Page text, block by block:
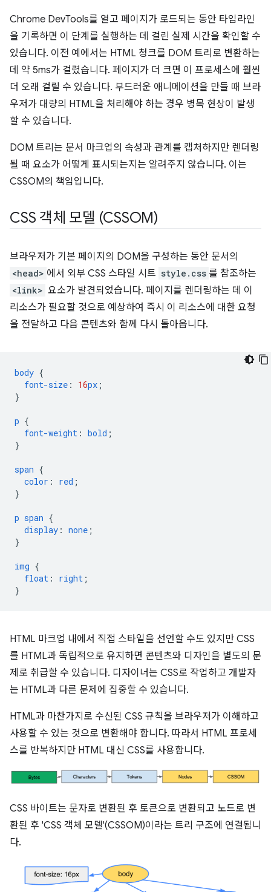
Chrome DevTools를 열고 페이지가 로드되는 동안 타임라인
을 기록하면 이 단계를 실행하는 데 걸린 실제 시간을 확인할 수
있습니다. 이전 예에서는 HTML 청크를 DOM 트리로 변환하는
데 약 5ms가 걸렸습니다. 페이지가 더 크면 이 프로세스에 훨씬
더 오래 걸릴 수 있습니다. 부드러운 애니메이션을 만들 때 브라
우저가 대량의 HTML을 처리해야 하는 경우 병목 현상이 발생
할 수 있습니다.
DOM 트리는 문서 마크업의 속성과 관계를 캡처하지만 렌더링
될 때 요소가 어떻게 표시되는지는 알려주지 않습니다. 이는
CSSOM의 책임입니다.
CSS 객체 모델 (CSSOM)
브라우저가 기본 페이지의 DOM을 구성하는 동안 문서의
<head> 에서 외부 CSS 스타일 시트 style.css 를 참조하는
<link> 요소가 발견되었습니다. 페이지를 렌더링하는 데 이
리소스가 필요할 것으로 예상하여 즉시 이 리소스에 대한 요청
을 전달하고 다음 콘텐츠와 함께 다시 돌아옵니다.
body {
font-size : 16px ;
}
p {
font-weight : bold ;
}
span {
color : red ;
}
p span {
display : none ;
}
img {
float : right ;
}
HTML 마크업 내에서 직접 스타일을 선언할 수도 있지만 CSS
를 HTML과 독립적으로 유지하면 콘텐츠와 디자인을 별도의 문
제로 취급할 수 있습니다. 디자이너는 CSS로 작업하고 개발자
는 HTML과 다른 문제에 집중할 수 있습니다.
HTML과 마찬가지로 수신된 CSS 규칙을 브라우저가 이해하고
사용할 수 있는 것으로 변환해야 합니다. 따라서 HTML 프로세
스를 반복하지만 HTML 대신 CSS를 사용합니다.
CSS 바이트는 문자로 변환된 후 토큰으로 변환되고 노드로 변
환된 후 'CSS 객체 모델'(CSSOM)이라는 트리 구조에 연결됩니
다.